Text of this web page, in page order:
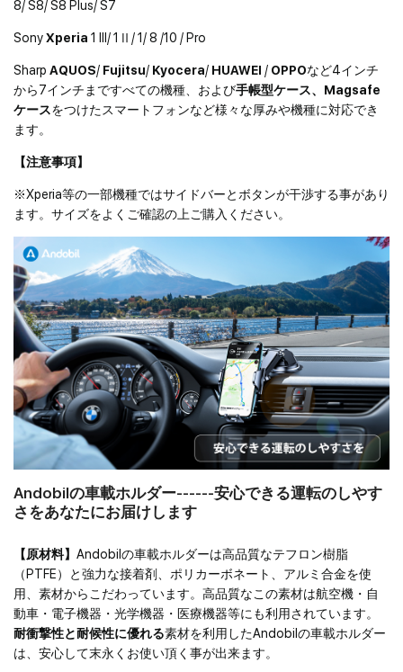
8/ S8/ S8 Plus/ S7
SonyXperia 1 III/ 1Ⅱ/ 1/ 8 /10 / Pro
Sharp AQUOS/ Fujitsu/ Kyocera/ HUAWEI / OPPOなど4インチ
から7インチまですべての機種、および手帳型ケース、Magsafe
ケースをつけたスマートフォンなど様々な厚みや機種に対応でき
ます。
【注意事項】
※Xperia等の一部機種ではサイドバーとボタンが干渉する事があり
ます。サイズをよくご確認の上ご購入ください。
Andobilの車載ホルダー------安心できる運転のしやす
さをあなたにお届けします
【原材料】 Andobilの車載ホルダーは高品質なテフロン樹脂
（PTFE）と強力な接着剤、ポリカーボネート、アルミ合金を使
用、素材からこだわっています。高品質なこの素材は航空機・自
動車・電子機器・光学機器・医療機器等にも利用されています。
耐衝撃性と耐候性に優れる素材を利用したAndobilの車載ホルダー
は、安心して末永くお使い頂く事が出来ます。